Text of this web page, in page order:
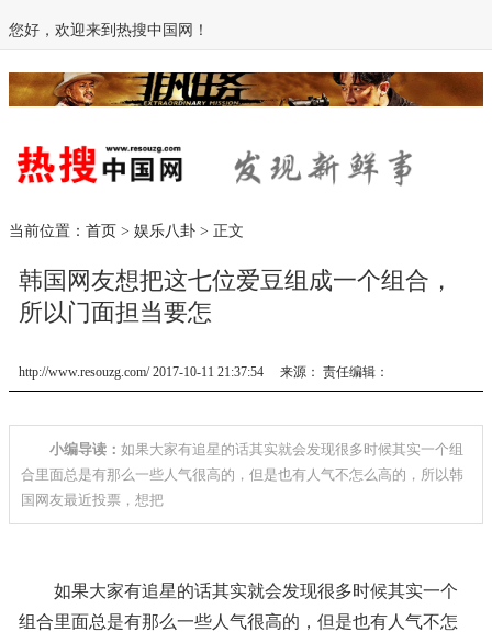
您好，欢迎来到热搜中国网！
当前位置： 首页 > 娱乐八卦 > 正文
韩国网友想把这七位爱豆组成一个组合，
所以门面担当要怎
http://www.resouzg.com/ 2017-10-11 21:37:54 来源： 责任编辑：
小编导读： 如果大家有追星的话其实就会发现很多时候其实一个组
合里面总是有那么一些人气很高的，但是也有人气不怎么高的，所以韩
国网友最近投票，想把
如果大家有追星的话其实就会发现很多时候其实一个
组合里面总是有那么一些人气很高的，但是也有人气不怎